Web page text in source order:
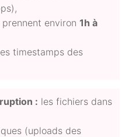
prennent environ 1h à
timestamps des
: les fichiers dans
(uploads des